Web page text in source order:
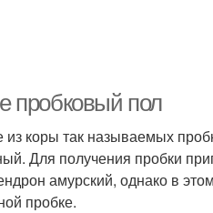
пробковый пол
из коры так называемых
Для получения пробки
амурский, однако в
пробке.